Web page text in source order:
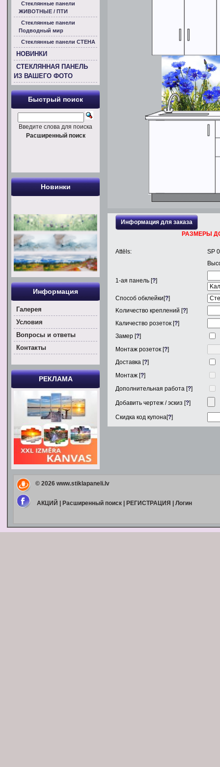
Информация для заказа
РАЗМЕРЫ
Attēls:
SP
1-ая панель [?]
Способ обклейки[?]
Kоличество креплений [?]
Каличество розеток [?]
Замер [?]
Монтаж розеток [?]
Доставка [?]
Монтаж [?]
Дополнительная работа [?]
Добавить чертеж / эскиз [?]
Скидка код купона[?]
Стеклянные панели
ЖИВОТНЫЕ / ПТИ
Стеклянные панели
Подводный мир
Стеклянные панели СТЕНА
НОВИНКИ
СТЕКЛЯННАЯ ПАНЕЛЬ
ИЗ ВАШЕГО ФОТО
Быстрый поиск
Введите слова для поиска
Расширенный поиск
Новинки
Информация
Галерея
Условия
Вoпросы и ответы
Контакты
РЕКЛАМА
© 2026 www.stiklapaneli.lv
АКЦИЙ Расширенный поиск| РЕГИСТРАЦИЯ Логин